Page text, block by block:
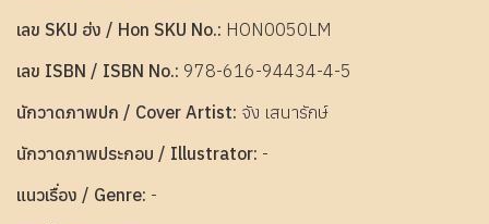
เลข SKU ฮ่ง / Hon SKU No.: HON0050LM
เลข ISBN / ISBN No.: 978-616-94434-4-5
นักวาดภาพปก / Cover Artist: จัง เสนารักษ์
นักวาดภาพประกอบ / Illustrator: -
แนวเรื่อง / Genre: -